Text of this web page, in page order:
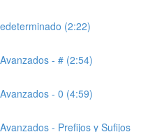
(2:22)
- # (2:54)
- 0 (4:59)
- Prefijos y Sufijos